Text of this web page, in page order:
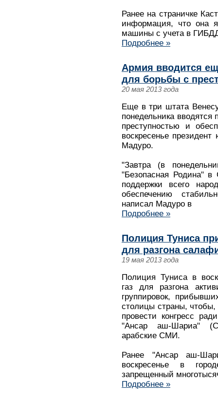
Ранее на страничке
информация, что она
машины с учета в
Подробнее »
Армия вводится
для борьбы с
20 мая 2013 года
Еще в три штата
понедельника
преступностью и
воскресенье
Мадуро.
"Завтра (в
"Безопасная Родина"
поддержки всего
обеспечению
написал Мадуро в
Подробнее »
Полиция Туниса
для разгона
19 мая 2013 года
Полиция Туниса в
газ для разгона
группировок,
столицы страны, чтобы,
провести конгресс
"Ансар аш-Шариа"
арабские СМИ.
Ранее "Ансар аш-
воскресенье в
запрещенный
Подробнее »